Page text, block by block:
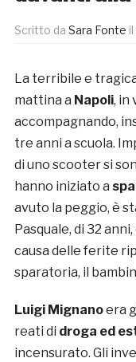
Scritto da Sara Fonte il
La terribile e
mattina a Napoli, in
accompagnando,
tre anni a scuola.
di uno scooter si
hanno iniziato a
avuto la peggio, è
Pasquale, di 32
causa delle ferite
sparatoria, il
Luigi Mignanoera
reati di droga ed
incensurato. Gli